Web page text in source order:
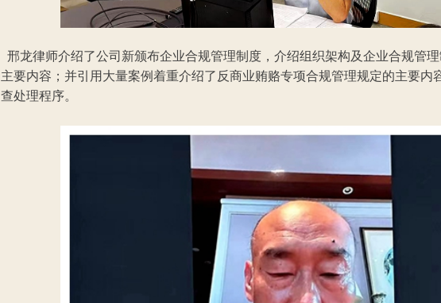
邢龙律师介绍了公司新颁布企业合规管理制度，介绍组织架构及企业合规管
主要内容；并引用大量案例着重介绍了反商业贿赂专项合规管理规定的主要内
查处理程序。